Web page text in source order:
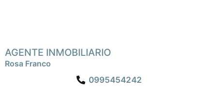
AGENTE INMOBILIARIO
Rosa Franco
0995454242